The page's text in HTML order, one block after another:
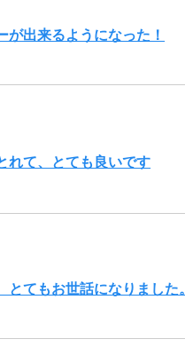
が出来るようになった！
れて、とても良いです
とてもお世話になりました